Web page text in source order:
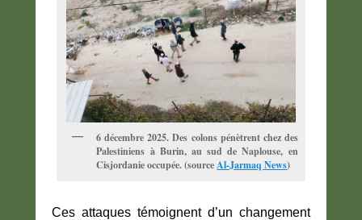
6 décembre 2025. Des colons pénètrent chez des
Palestiniens à Burin, au sud de Naplouse, en
Cisjordanie occupée. (sourceAl-Jarmaq News)
Ces attaques témoignent d’un changement